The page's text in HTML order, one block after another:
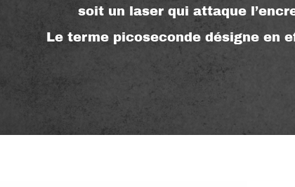
soit un laser qui attaque
Le terme picoseconde désigne en